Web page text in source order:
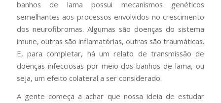
banhos de lama possui mecanismos genéticos
semelhantes aos processos envolvidos no crescimento
dos neurofibromas. Algumas são doenças do sistema
imune, outras são inflamatórias, outras são traumáticas.
E, para completar, há um relato de transmissão de
doenças infecciosas por meio dos banhos de lama, ou
seja, um efeito colateral a ser considerado.
A gente começa a achar que nossa ideia de estudar